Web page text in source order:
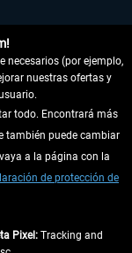
necesarios (por ejemplo,
nuestras ofertas y
todo. Encontrará más
también puede cambiar
a la página con la
de protección de
Pixel: Tracking and